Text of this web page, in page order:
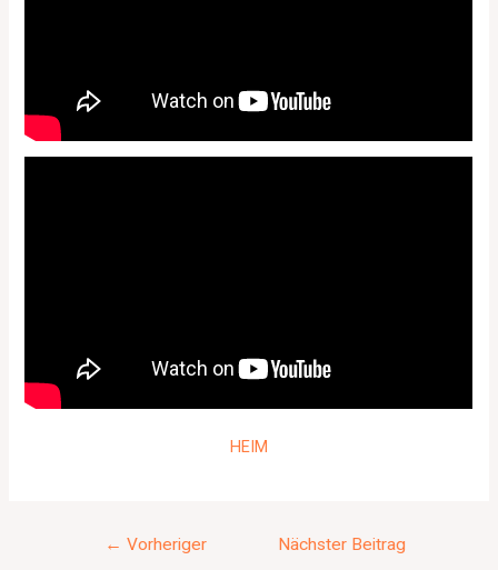
HEIM
← Vorheriger
Nächster Beitrag